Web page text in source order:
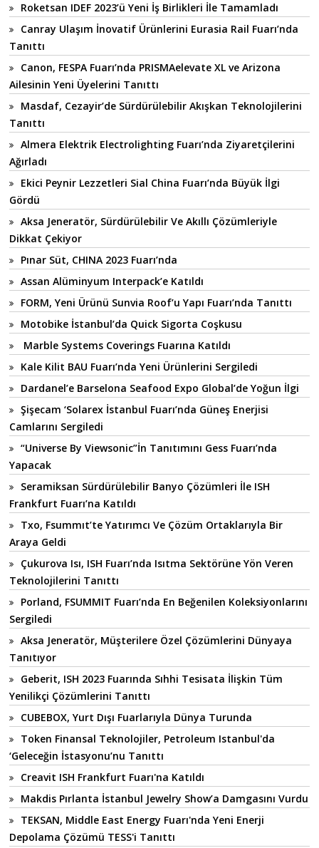
Roketsan IDEF 2023’ü Yeni İş Birlikleri İle Tamamladı
Canray Ulaşım İnovatif Ürünlerini Eurasia Rail Fuarı’nda
Tanıttı
Canon, FESPA Fuarı’nda PRISMAelevate XL ve Arizona
Ailesinin Yeni Üyelerini Tanıttı
Masdaf, Cezayir’de Sürdürülebilir Akışkan Teknolojilerini
Tanıttı
Almera Elektrik Electrolighting Fuarı’nda Ziyaretçilerini
Ağırladı
Ekici Peynir Lezzetleri Sial China Fuarı’nda Büyük İlgi
Gördü
Aksa Jeneratör, Sürdürülebilir Ve Akıllı Çözümleriyle
Dikkat Çekiyor
Pınar Süt, CHINA 2023 Fuarı’nda
Assan Alüminyum Interpack’e Katıldı
FORM, Yeni Ürünü Sunvia Roof’u Yapı Fuarı’nda Tanıttı
Motobike İstanbul’da Quick Sigorta Coşkusu
Marble Systems Coverings Fuarına Katıldı
Kale Kilit BAU Fuarı’nda Yeni Ürünlerini Sergiledi
Dardanel’e Barselona Seafood Expo Global’de Yoğun İlgi
Şişecam ‘Solarex İstanbul Fuarı’nda Güneş Enerjisi
Camlarını Sergiledi
“Universe By Viewsonic”İn Tanıtımını Gess Fuarı’nda
Yapacak
Seramiksan Sürdürülebilir Banyo Çözümleri İle ISH
Frankfurt Fuarı’na Katıldı
Txo, Fsummıt’te Yatırımcı Ve Çözüm Ortaklarıyla Bir
Araya Geldi
Çukurova Isı, ISH Fuarı’nda Isıtma Sektörüne Yön Veren
Teknolojilerini Tanıttı
Porland, FSUMMIT Fuarı’nda En Beğenilen Koleksiyonlarını
Sergiledi
Aksa Jeneratör, Müşterilere Özel Çözümlerini Dünyaya
Tanıtıyor
Geberit, ISH 2023 Fuarında Sıhhi Tesisata İlişkin Tüm
Yenilikçi Çözümlerini Tanıttı
CUBEBOX, Yurt Dışı Fuarlarıyla Dünya Turunda
Token Finansal Teknolojiler, Petroleum Istanbul'da
‘Geleceğin İstasyonu’nu Tanıttı
Creavit ISH Frankfurt Fuarı'na Katıldı
Makdis Pırlanta İstanbul Jewelry Show’a Damgasını Vurdu
TEKSAN, Middle East Energy Fuarı'nda Yeni Enerji
Depolama Çözümü TESS'i Tanıttı